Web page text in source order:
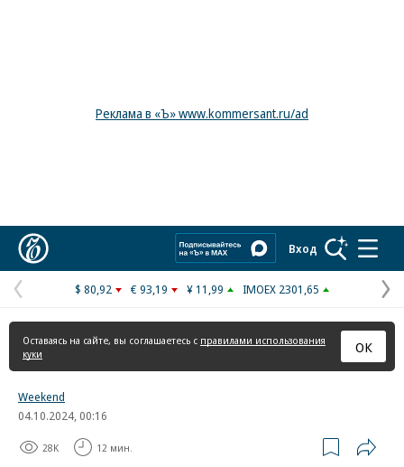
Реклама в «Ъ» www.kommersant.ru/ad
Вход
Предыдущая
страница
$ 80,92 € 93,19 ¥ 11,99 IMOEX 2301,65
Оставаясь на сайте, вы соглашаетесь с правилами использования
куки
ОК
Weekend
04.10.2024, 00:16
28K 12 мин.